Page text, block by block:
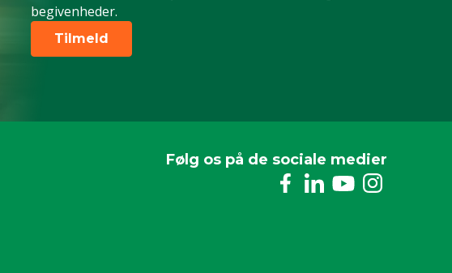
Ikke relevant
Blå
begivenheder.
Tilmeld
Følg os på de sociale medier